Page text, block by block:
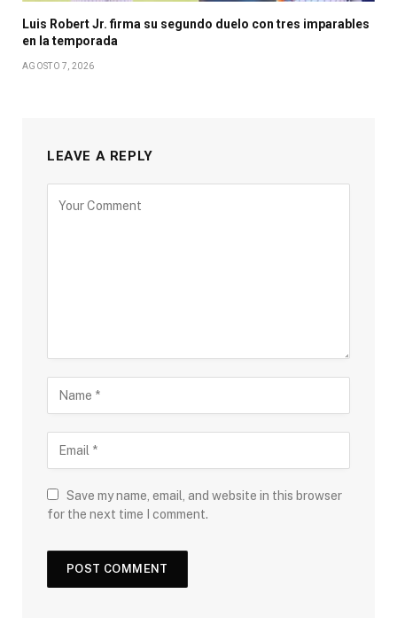
Luis Robert Jr. firma su segundo duelo con tres imparables
en la temporada
AGOSTO 7, 2026
LEAVE A REPLY
Save my name, email, and website in this browser
for the next time I comment.